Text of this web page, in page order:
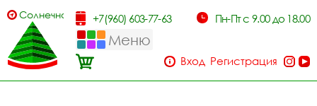
Солнечногорск +7(960) 603-77-63 Пн-Пт с 9.00 до 18.00
Меню
Вход Регистрация